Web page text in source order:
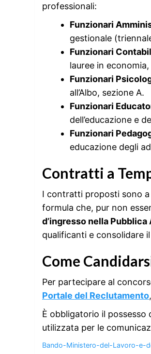
professionali:
Funzionari
gestionale
Funzionari
lauree in
Funzionari
all’Albo, sezione A.
Funzionari
dell’educazione e
Funzionari
educazione degli
Contratti a
I contratti proposti sono a
formula che, pur non
d’ingresso nella
qualificanti e consolidare
Come
Per partecipare al
Portale del Reclutamento
È obbligatorio il possesso
utilizzata per le
Bando-Ministero-del-Lavoro-e-